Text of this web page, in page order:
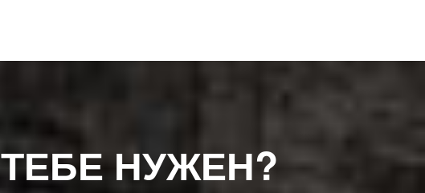
НУЖЕН?